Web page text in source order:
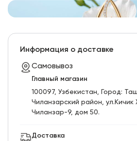
Информация о доставке
Самовывоз
Главный магазин
100097, Узбекистан, Город:
Чиланзарский pайон, ул.Кичик
Чиланзар-9, дом 50.
Доставка